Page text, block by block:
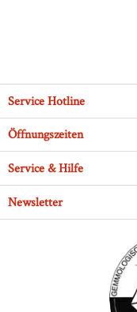
Service Hotline
Öffnungszeiten
Service & Hilfe
Newsletter